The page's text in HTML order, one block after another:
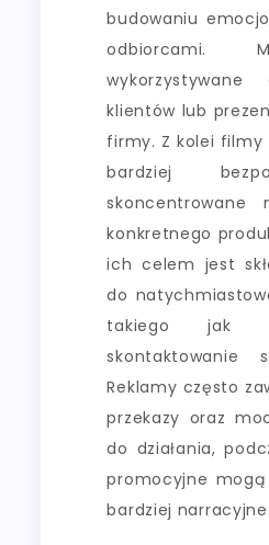
budowaniu
odbiorcami.
klientów lub
firmy. Z kolei filmy
bardziej
skoncentrowane
konkretnego
ich celem jest
do
takiego jak
Reklamy często
przekazy oraz
do działania,
promocyjne mogą
bardziej narracyjne.